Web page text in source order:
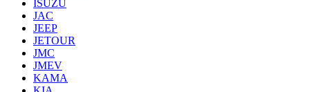
ISUZU
JAC
JEEP
JETOUR
JMC
JMEV
KAMA